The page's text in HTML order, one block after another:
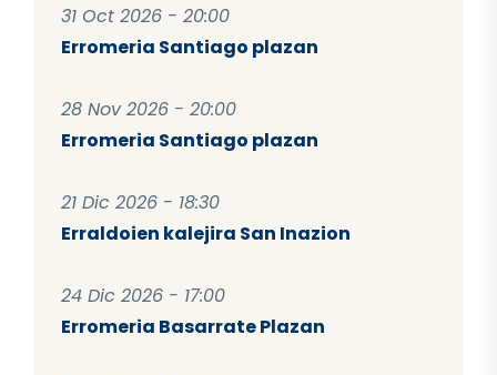
31 Oct 2026 - 20:00
Erromeria Santiago plazan
28 Nov 2026 - 20:00
Erromeria Santiago plazan
21 Dic 2026 - 18:30
Erraldoien kalejira San Inazion
24 Dic 2026 - 17:00
Erromeria Basarrate Plazan